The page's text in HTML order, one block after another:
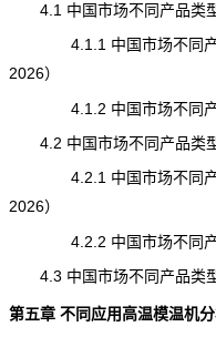
4.1 中国市场不同产品类型
4.1.1 中国市场不同产品
2026）
4.1.2 中国市场不同产品
4.2 中国市场不同产品类型
4.2.1 中国市场不同产品
2026）
4.2.2 中国市场不同产品
4.3 中国市场不同产品类型
第五章 不同应用高温模温机